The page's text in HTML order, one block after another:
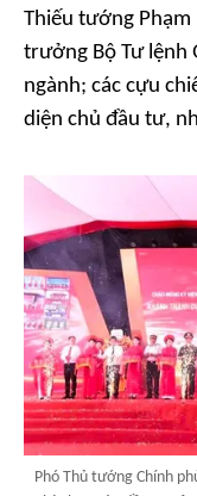
Thiếu tướng Phạm
trưởng Bộ Tư lệnh
ngành; các cựu
diện chủ đầu tư,
Phó Thủ tướng Chính